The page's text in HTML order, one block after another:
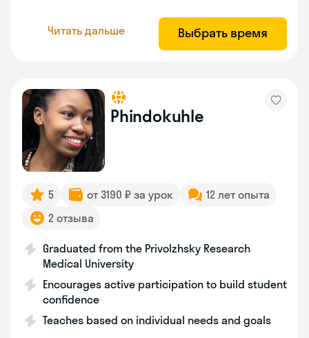
Читать дальше Выбрать время
Phindokuhle
5 от 3190 ₽ за урок
12 лет опыта
2 отзыва
Graduated from the Privolzhsky Research
Medical University
Encourages active participation to build student
confidence
Teaches based on individual needs and goals